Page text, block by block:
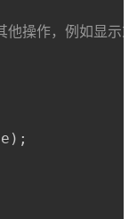
操作，例如显示
) ;